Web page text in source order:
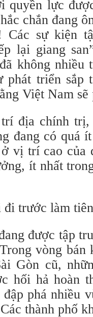
quyền lực
chắn đang
Các sự kiện
lại giang
không
phát triển sắp
Việt Nam sẽ
địa chính
đang có quá
vị trí cao của
ít nhất
đi trước làm
được tập
vòng bán
Gòn cũ,
hối hả hoàn
phá nhiều
thành phố